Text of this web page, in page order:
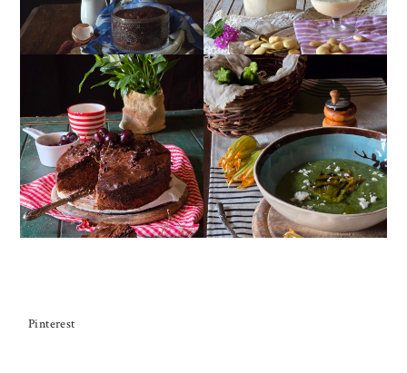
TORTA DOPPIO
CIOCCOLATO E
CILIEGIE
CREMA ESTIVA DI
ZUCCHINE CON FIORI E
FETA
Pinterest